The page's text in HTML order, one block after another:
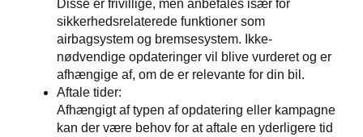
Disse er frivillige, men anbefales især for
sikkerhedsrelaterede funktioner som
airbagsystem og bremsesystem. Ikke-
nødvendige opdateringer vil blive vurderet og er
afhængige af, om de er relevante for din bil.
Aftale tider:
Afhængigt af typen af opdatering eller kampagne
kan der være behov for at aftale en yderligere tid